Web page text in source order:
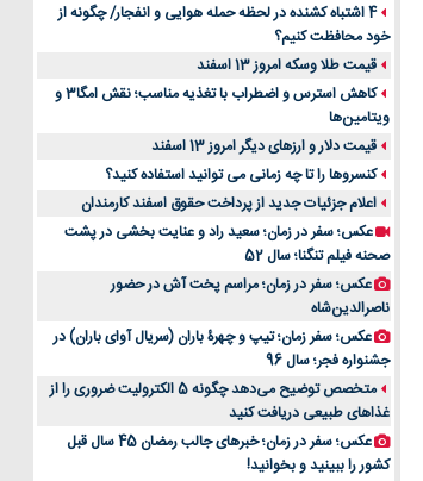
4 اشتباه کشنده در لحظه حمله هوایی و انفجار/ چگونه از
خود محافظت کنیم؟
قیمت طلا وسکه امروز 13 اسفند
کاهش استرس و اضطراب با تغذیه مناسب؛ نقش امگا3 و
ویتامین‌ها
قیمت دلار و ارزهای دیگر امروز 13 اسفند
کنسروها را تا چه زمانی می توانید استفاده کنید؟
اعلام جزئیات جدید از پرداخت حقوق اسفند کارمندان
عکس؛ سفر در زمان؛ سعید راد و عنایت بخشی در پشت
صحنه فیلم تنگنا؛ سال 52
عکس؛ سفر در زمان؛ مراسم پخت آش در حضور
ناصرالدین‌شاه
عکس؛ سفر زمان؛ تیپ و چهرۀ باران (سریال آوای باران) در
جشنواره فجر؛ سال 96
متخصص توضیح می‌دهد چگونه 5 الکترولیت ضروری را از
غذاهای طبیعی دریافت کنید
عکس؛ سفر در زمان؛ خبرهای جالب رمضان 45 سال قبل
کشور را ببینید و بخوانید!